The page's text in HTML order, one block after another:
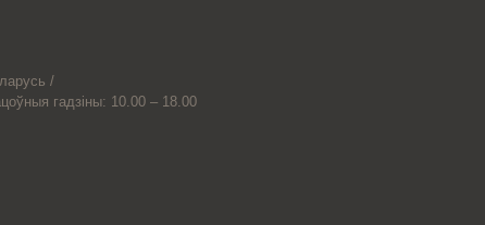
/
гадзіны: 10.00 – 18.00